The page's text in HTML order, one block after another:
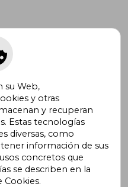
ofertas y
su Web,
y otras
y recuperan
Estas tecnologías
diversas, como
información de sus
concretos que
se describen en la
Cookies.